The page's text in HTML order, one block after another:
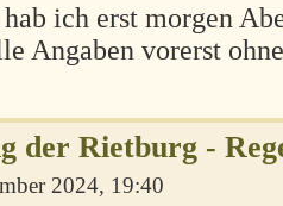
ich erst morgen
Angaben vorerst
der Rietburg -
2024, 19:40